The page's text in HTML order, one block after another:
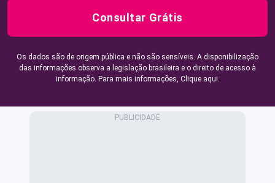
Consultar Grátis
Os dados são de origem pública e não são sensíveis. A disponibilização
das informações observa a legislação brasileira e o direito de acesso à
informação. Para mais informações, Clique aqui.